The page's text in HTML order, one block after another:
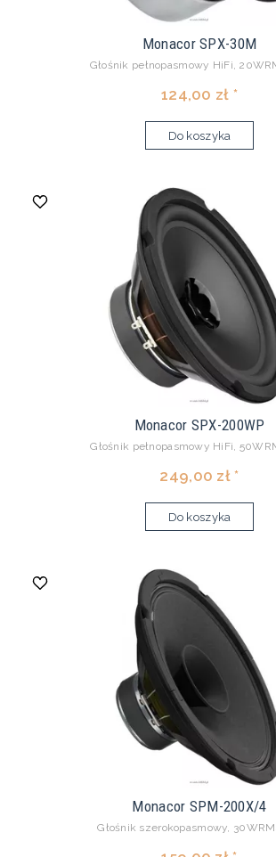
Monacor SPX-30M
Głośnik pełnopasmowy HiFi,
124,00 zł *
Do koszyka
Monacor SPX-200WP
Głośnik pełnopasmowy HiFi,
249,00 zł *
Do koszyka
Monacor SPM-200X/4
Głośnik szerokopasmowy,